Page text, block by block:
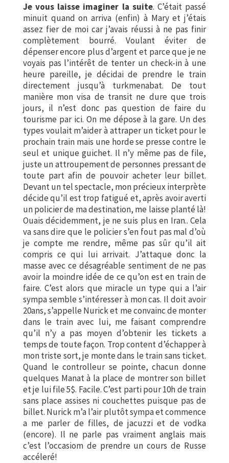
Je vous laisse imaginer la suite. C’était passé
minuit quand on arriva (enfin) à Mary et j’étais
assez fier de moi car j’avais réussi à ne pas finir
complètement bourré. Voulant éviter de
dépenser encore plus d’argent et parce que je ne
voyais pas l’intérêt de tenter un check-in à une
heure pareille, je décidai de prendre le train
directement jusqu’à turkmenabat. De tout
manière mon visa de transit ne dure que trois
jours, il n’est donc pas question de faire du
tourisme par ici. On me dépose à la gare. Un des
types voulait m’aider à attraper un ticket pour le
prochain train mais une horde se presse contre le
seul et unique guichet. Il n’y même pas de file,
juste un attroupement de personnes pressant de
toute part afin de pouvoir acheter leur billet.
Devant un tel spectacle, mon précieux interprète
décide qu’il est trop fatigué et, après avoir averti
un policier de ma destination, me laisse planté là!
Ouais décidemment, je ne suis plus en Iran.. Cela
va sans dire que le policier s’en fout pas mal d’où
je compte me rendre, même pas sûr qu’il ait
compris ce qui lui arrivait. J’attaque donc la
masse avec ce désagréable sentiment de ne pas
avoir la moindre idée de ce qu’on est en train de
faire. C’est alors que miracle un type qui a l’air
sympa semble s’intéresser à mon cas. Il doit avoir
20ans, s’appelle Nurick et me convainc de monter
dans le train avec lui, me faisant comprendre
qu’il n’y a pas moyen d’obtenir les tickets a
temps de toute façon. Trop content d’échapper à
mon triste sort, je monte dans le train sans ticket.
Quand le controlleur se pointe, chacun donne
quelques Manat à la place de montrer son billet
et je lui file 5$. Facile. C’est parti pour 10h de train
sans place assises ni couchettes puisque pas de
billet. Nurick m’a l’air plutôt sympa et commence
a me parler de filles, de jacuzzi et de vodka
(encore). Il ne parle pas vraiment anglais mais
c’est l’occasiom de prendre un cours de Russe
accéleré!